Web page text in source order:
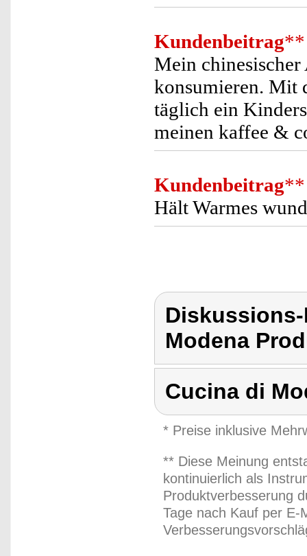
Kundenbeitrag**
Mein
konsumieren. Mit
täglich ein
meinen kaffee &
Kundenbeitrag**
Hält Warmes
Modena
Cucina di
* Preise inklusive
** Diese Meinung
kontinuierlich als
Produktverbesserung
Tage nach Kauf per E-